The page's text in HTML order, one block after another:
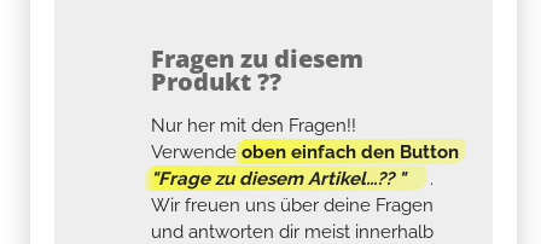
Fragen zu diesem
Produkt ??
Nur her mit den Fragen!!
Verwendeoben einfach den Button
"Frage zu diesem Artikel...?? "
.
Wir freuen uns über deine Fragen
und antworten dir meist innerhalb